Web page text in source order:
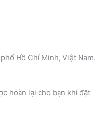
Hồ Chí Minh, Việt Nam.
hoàn lại cho bạn khi đặt